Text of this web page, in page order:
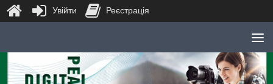
Skip to content
Увійти Реєстрація